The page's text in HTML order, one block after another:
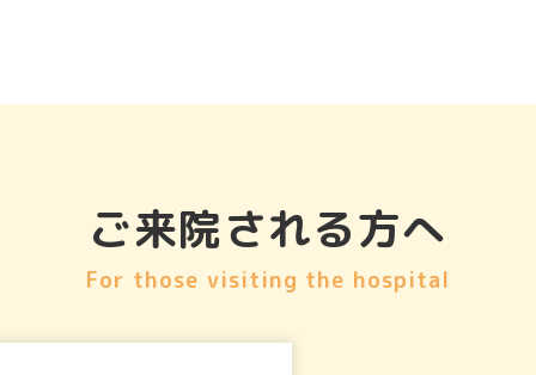
ご来院される方へ
For those visiting the hospital